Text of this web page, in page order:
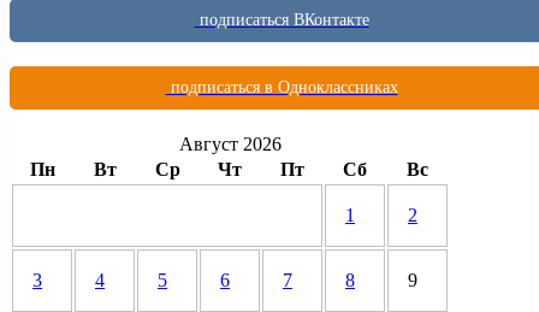
подписаться ВКонтакте
подписаться в Одноклассниках
Август 2026
Пн
Вт Ср Чт Пт Сб Вс
1 2
3 4 5 6 7 8 9